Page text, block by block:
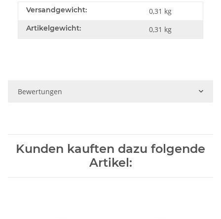
Versandgewicht: 0,31 kg
Artikelgewicht: 0,31 kg
Bewertungen
Kunden kauften dazu folgende
Artikel: